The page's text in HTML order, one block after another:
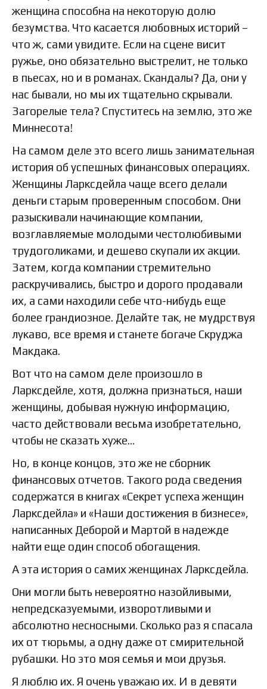
женщина способна на некоторую долю
безумства. Что касается любовных историй –
что ж, сами увидите. Если на сцене висит
ружье, оно обязательно выстрелит, не только
в пьесах, но и в романах. Скандалы? Да, они у
нас бывали, но мы их тщательно скрывали.
Загорелые тела? Спуститесь на землю, это же
Миннесота!
На самом деле это всего лишь занимательная
история об успешных финансовых операциях.
Женщины Ларксдейла чаще всего делали
деньги старым проверенным способом. Они
разыскивали начинающие компании,
возглавляемые молодыми честолюбивыми
трудоголиками, и дешево скупали их акции.
Затем, когда компании стремительно
раскручивались, быстро и дорого продавали
их, а сами находили себе что-нибудь еще
более грандиозное. Делайте так, не мудрствуя
лукаво, все время и станете богаче Скруджа
Макдака.
Вот что на самом деле произошло в
Ларксдейле, хотя, должна признаться, наши
женщины, добывая нужную информацию,
часто действовали весьма изобретательно,
чтобы не сказать хуже…
Но, в конце концов, это же не сборник
финансовых отчетов. Такого рода сведения
содержатся в книгах «Секрет успеха женщин
Ларксдейла» и «Наши достижения в бизнесе»,
написанных Деборой и Мартой в надежде
найти еще один способ обогащения.
А эта история о самих женщинах Ларксдейла.
Они могли быть невероятно назойливыми,
непредсказуемыми, изворотливыми и
абсолютно несносными. Сколько раз я спасала
их от тюрьмы, а одну даже от смирительной
рубашки. Но это моя семья и мои друзья.
Я люблю их. Я очень уважаю их. И в девяти